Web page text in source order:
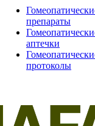
препараты
аптечки
протоколы